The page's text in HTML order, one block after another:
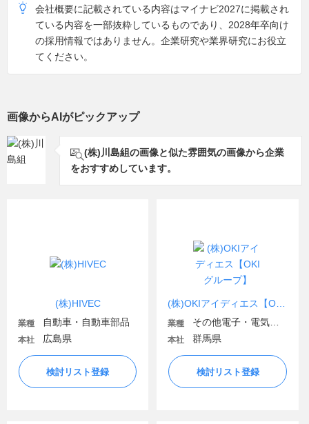
会社概要に記載されている内容はマイナビ2027に掲載され
ている内容を一部抜粋しているものであり、2028年卒向け
の採用情報ではありません。企業研究や業界研究にお役立
てください。
画像からAIがピックアップ
(株)川島組の画像と似た雰囲気の画像から企業
をおすすめしています。
(株)HIVEC
業種 自動車・自動車部品
本社 広島県
検討リスト登録
業種
本社 群馬県
検討リスト登録